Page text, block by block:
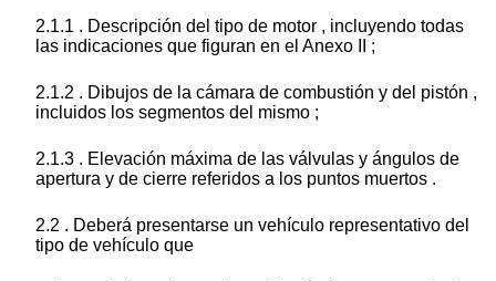
2.1.1 . Descripción del tipo de motor , incluyendo todas
las indicaciones que figuran en el Anexo II ;
2.1.2 . Dibujos de la cámara de combustión y del pistón ,
incluidos los segmentos del mismo ;
2.1.3 . Elevación máxima de las válvulas y ángulos de
apertura y de cierre referidos a los puntos muertos .
2.2 . Deberá presentarse un vehículo representativo del
tipo de vehículo que